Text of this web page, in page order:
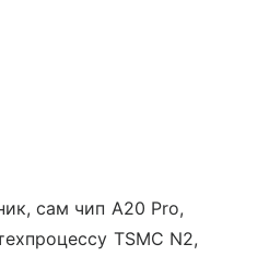
сам чип A20 Pro,
TSMC N2,